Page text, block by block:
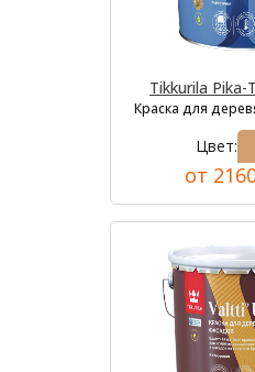
Tikkurila Pika-
Краска для
Цвет:
от